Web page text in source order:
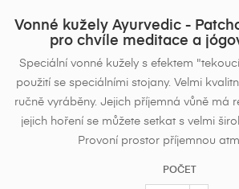
Vonné kužely Ayurvedic -
pro chvíle meditace a
Speciální vonné kužely s efektem
použití se speciálními stojany. Velmi
ručně vyráběny. Jejich příjemná vůně má
jejich hoření se můžete setkat s velmi
Provoní prostor příjemnou
POČET